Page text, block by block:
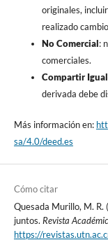
originales,
realizado
No Comercial:
comerciales.
Compartir Igual
derivada debe
Más información en:
sa/4.0/deed.es
Cómo citar
Quesada Murillo, M. R.
juntos. Revista
https://